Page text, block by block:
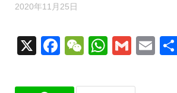
2020年11月25日
X Facebook
WeChatGmail